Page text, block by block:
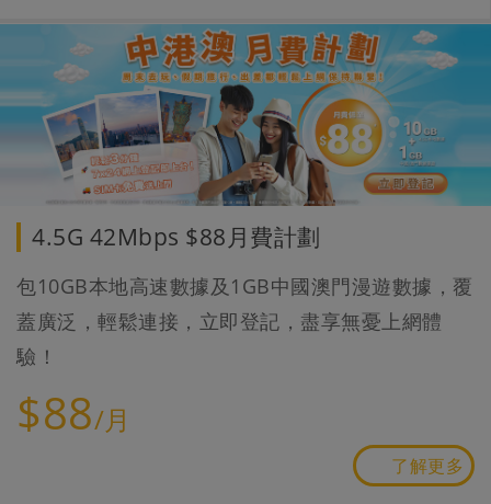
4.5G 42Mbps $88月費計劃
包10GB本地高速數據及1GB中國澳門漫遊數據，覆
蓋廣泛，輕鬆連接，立即登記，盡享無憂上網體
驗！
$88/月
了解更多